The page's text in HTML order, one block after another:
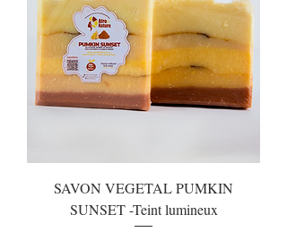
SAVON VEGETAL PUMKIN
SUNSET -Teint lumineux